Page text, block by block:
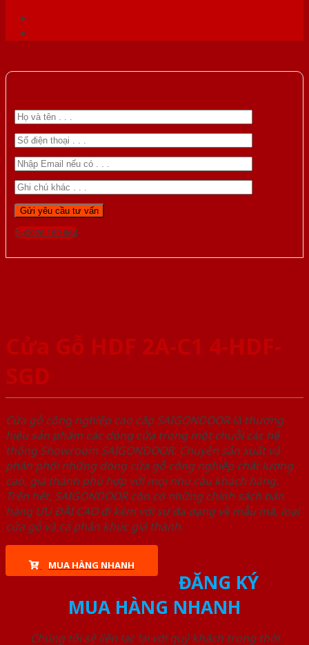
Gọi 0976.169.864
Cửa Gỗ HDF 2A-C1 4-HDF-
SGD
Cửa gỗ công nghiệp cao cấp SAIGONDOOR là thương
hiệu sản phẩm các dòng cửa trong một chuỗi các hệ
thống Showroom SAIGONDOOR. Chuyên sản xuất và
phân phối những dòng cửa gỗ công nghiệp chất lượng
cao, giá thành phù hợp với mọi nhu cầu khách hàng.
Trên hết, SAIGONDOOR còn có những chính sách bán
hàng ƯU ĐÃI CAO đi kèm với sự đa dạng về mẫu mã, loại
cửa gỗ và cả phân khúc giá thành.
MUA HÀNG NHANH
ĐĂNG KÝ
MUA HÀNG NHANH
Chúng tôi sẽ liên lạc lại với quý khách trong thời